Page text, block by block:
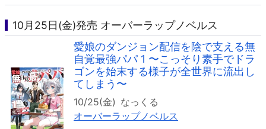
10月25日(金)発売 オーバーラップノベルス
愛娘のダンジョン配信を陰で支える無
自覚最強パパ 1 〜こっそり素手でドラ
ゴンを始末する様子が全世界に流出し
てしまう〜
10/25(金) なっくる
オーバーラップノベルス